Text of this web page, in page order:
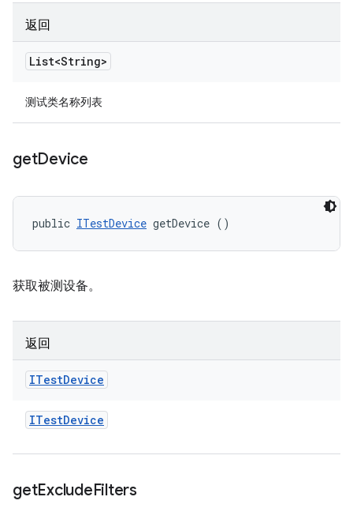
返回
List<String>
测试类名称列表
getDevice
public ITestDevice getDevice ()
获取被测设备。
返回
ITestDevice
ITestDevice
getExcludeFilters